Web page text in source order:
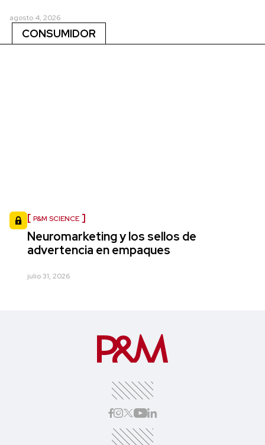
agosto 4, 2026
CONSUMIDOR
P&M SCIENCE
Neuromarketing y los sellos de
advertencia en empaques
julio 31, 2026